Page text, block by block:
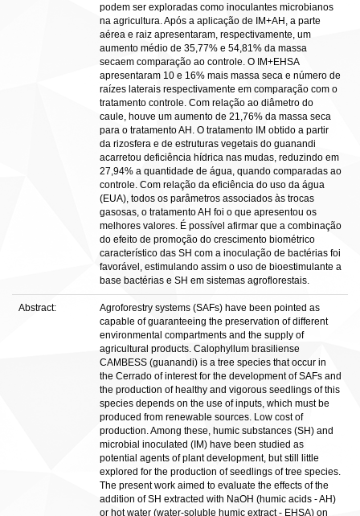
podem ser exploradas como inoculantes microbianos
na agricultura. Após a aplicação de IM+AH, a parte
aérea e raiz apresentaram, respectivamente, um
aumento médio de 35,77% e 54,81% da massa
secaem comparação ao controle. O IM+EHSA
apresentaram 10 e 16% mais massa seca e número de
raízes laterais respectivamente em comparação com o
tratamento controle. Com relação ao diâmetro do
caule, houve um aumento de 21,76% da massa seca
para o tratamento AH. O tratamento IM obtido a partir
da rizosfera e de estruturas vegetais do guanandi
acarretou deficiência hídrica nas mudas, reduzindo em
27,94% a quantidade de água, quando comparadas ao
controle. Com relação da eficiência do uso da água
(EUA), todos os parâmetros associados às trocas
gasosas, o tratamento AH foi o que apresentou os
melhores valores. É possível afirmar que a combinação
do efeito de promoção do crescimento biométrico
característico das SH com a inoculação de bactérias foi
favorável, estimulando assim o uso de bioestimulante a
base bactérias e SH em sistemas agroflorestais.
Abstract:
Agroforestry systems (SAFs) have been pointed as
capable of guaranteeing the preservation of different
environmental compartments and the supply of
agricultural products. Calophyllum brasiliense
CAMBESS (guanandi) is a tree species that occur in
the Cerrado of interest for the development of SAFs and
the production of healthy and vigorous seedlings of this
species depends on the use of inputs, which must be
produced from renewable sources. Low cost of
production. Among these, humic substances (SH) and
microbial inoculated (IM) have been studied as
potential agents of plant development, but still little
explored for the production of seedlings of tree species.
The present work aimed to evaluate the effects of the
addition of SH extracted with NaOH (humic acids - AH)
or hot water (water-soluble humic extract - EHSA) on